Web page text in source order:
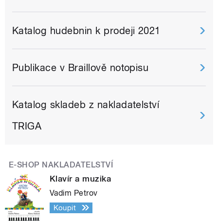
Katalog hudebnin k prodeji 2021
Publikace v Braillově notopisu
Katalog skladeb z nakladatelství
TRIGA
E-SHOP NAKLADATELSTVÍ
Klavír a muzika
Vadim Petrov
Koupit